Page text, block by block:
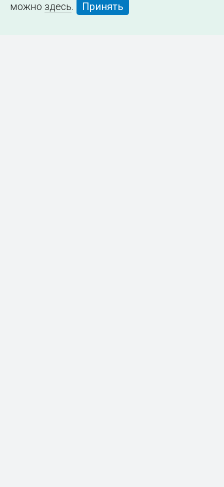
можно здесь. Принять